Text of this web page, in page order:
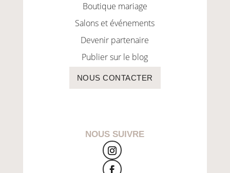
Boutique mariage
Salons et événements
Devenir partenaire
Publier sur le blog
NOUS CONTACTER
NOUS SUIVRE